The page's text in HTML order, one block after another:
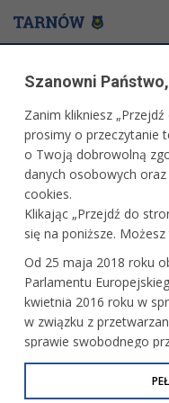
„Wsparcie dzieci umieszczonych w
WARTO PRZECZYTAĆ
„WSPARCIE DZIECI
ZASTĘPCZEJ W
13.08.2020, 13:34 Redakcja
Gmina Miasta Tarnowa
dzieci umieszczonych w
epidemii COVID – 19” w
Wiedza Edukacja
Działania 2.8 Rozwój
w środowisku lokalnym,
przystępnych cenowo,
usług, w tym opieki
Szanowni Państwo,
Zanim klikniesz
prosimy o przeczytanie
o Twoją dobrowolną
danych osobowych
cookies.
Klikając „Przejdź do
się na poniższe.
Od 25 maja 2018 roku
Parlamentu
kwietnia 2016 roku w
w związku z
sprawie swobodnego
uchylenia dyrektywy 95/
lub Ogólne